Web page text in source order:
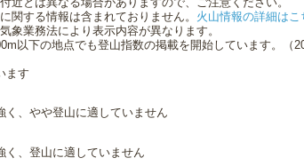
関する情報は含まれておりません。 火山情報の詳細はこ
象業務法により表示内容が異なります。
以下の地点でも登山指数の掲載を開始しています。（
ます
く、やや登山に適していません
く、登山に適していません